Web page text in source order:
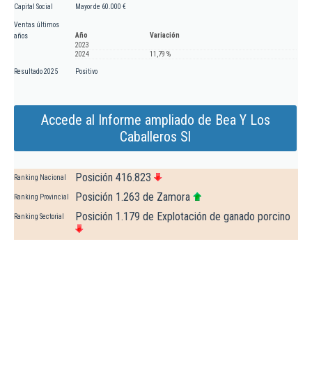
Capital Social Mayor de 60.000 €
Ventas últimos
años
Año
Variación
2023
2024
11,79 %
Resultado 2025 Positivo
Accede al Informe ampliado de Bea Y Los
Caballeros Sl
Ranking Nacional Posición 416.823
Ranking Provincial Posición 1.263 de Zamora
Ranking Sectorial Posición 1.179 de Explotación de ganado porcino